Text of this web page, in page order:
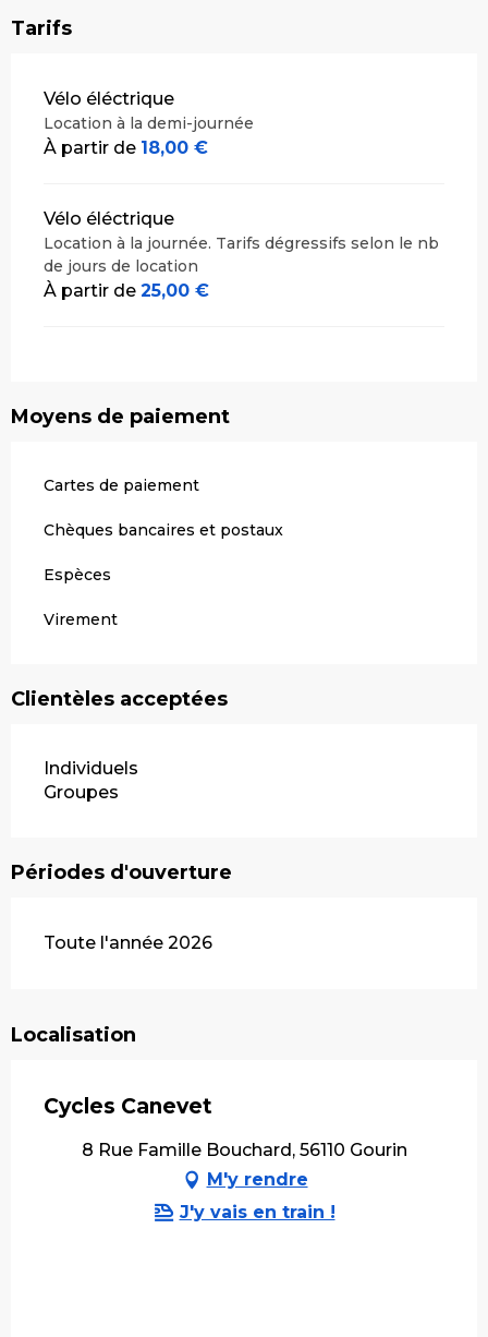
Tarifs
Tarifs 2026
Vélo éléctrique
Location à la demi-journée
À partir de 18,00 €
Vélo éléctrique
Location à la journée. Tarifs dégressifs selon le nb
de jours de location
À partir de 25,00 €
Moyens de paiement
Cartes de paiement
Chèques bancaires et postaux
Espèces
Virement
Clientèles acceptées
Individuels
Groupes
Périodes d'ouverture
Toute l'année 2026
Localisation
Cycles Canevet
8 Rue Famille Bouchard, 56110 Gourin
M'y rendre
J'y vais en train !